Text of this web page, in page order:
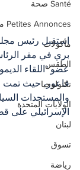
Santé صحة
Petites Annonces مبوب
مأكولات
الطقس
تكنولوجيا
الولايات المتحدة
لبنان
تسوق
رياضة
استقبل رئيس
بري في مقر
عضو "اللقاء
فاعور، حيث تمت
والمستجدات
الإسرائيلي على